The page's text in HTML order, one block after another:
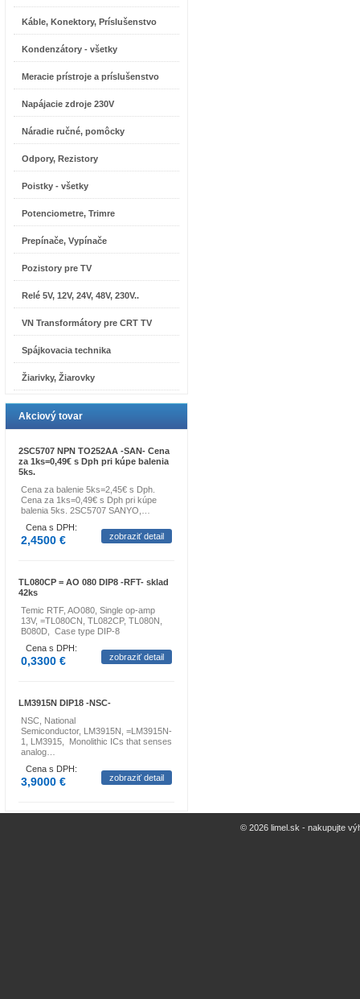
Káble, Konektory, Príslušenstvo
Kondenzátory - všetky
Meracie prístroje a príslušenstvo
Napájacie zdroje 230V
Náradie ručné, pomôcky
Odpory, Rezistory
Poistky - všetky
Potenciometre, Trimre
Prepínače, Vypínače
Pozistory pre TV
Relé 5V, 12V, 24V, 48V, 230V..
VN Transformátory pre CRT TV
Spájkovacia technika
Žiarivky, Žiarovky
Akciový tovar
2SC5707 NPN TO252AA -SAN- Cena
za 1ks=0,49€ s Dph pri kúpe balenia
5ks.
Cena za balenie 5ks=2,45€ s Dph.
Cena za 1ks=0,49€ s Dph pri kúpe
balenia 5ks. 2SC5707 SANYO,…
Cena s DPH:
2,4500 € zobraziť detail
TL080CP = AO 080 DIP8 -RFT- sklad
42ks
Temic RTF, AO080, Single op-amp
13V, =TL080CN, TL082CP, TL080N,
B080D, Case type DIP-8
Cena s DPH:
0,3300 € zobraziť detail
LM3915N DIP18 -NSC-
NSC, National
Semiconductor, LM3915N, =LM3915N-
1, LM3915, Monolithic ICs that senses
analog…
Cena s DPH:
3,9000 € zobraziť detail
© 2026 limel.sk - nakupujte